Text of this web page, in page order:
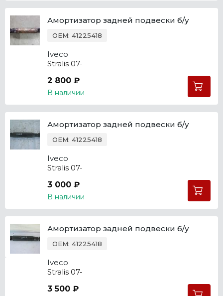
Амортизатор задней подвески б/у
OEM: 41225418
Iveco
Stralis 07-
2 800 ₽
В наличии
Амортизатор задней подвески б/у
OEM: 41225418
Iveco
Stralis 07-
3 000 ₽
В наличии
Амортизатор задней подвески б/у
OEM: 41225418
Iveco
Stralis 07-
3 500 ₽